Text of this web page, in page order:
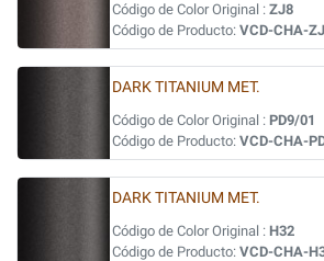
Código de Color Original : ZJ8
Código de Producto: VCD-CHA-
DARK TITANIUM MET.
Código de Color Original : PD9/01
Código de Producto: VCD-CHA-
DARK TITANIUM MET.
Código de Color Original : H32
Código de Producto: VCD-CHA-